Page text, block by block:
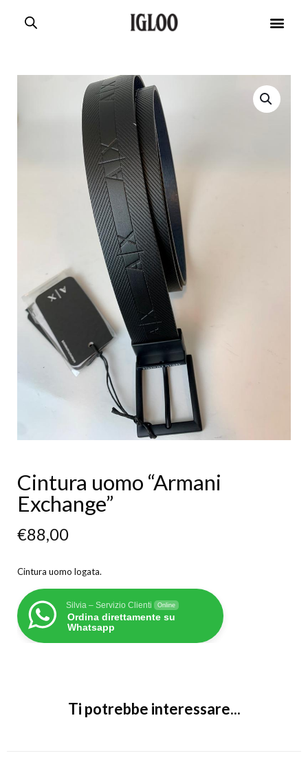
Cintura uomo “Armani
Exchange”
€88,00
Cintura uomo logata.
Silvia – Servizio Clienti Online
Ordina direttamente su
Whatsapp
Ti potrebbe interessare...